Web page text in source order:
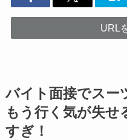
URL
バイト面接でスー
もう行く気が失せ
すぎ！